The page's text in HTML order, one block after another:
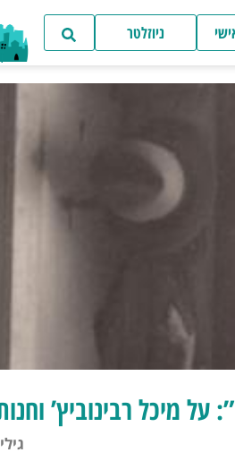
ניוזלטר
מיכל רבינוביץ’
גיליון 304,